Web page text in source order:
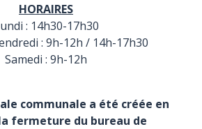
HORAIRES
: 14h30-17h30
: 9h-12h / 14h-17h30
Samedi : 9h-12h
communale a été créée en
fermeture du bureau de